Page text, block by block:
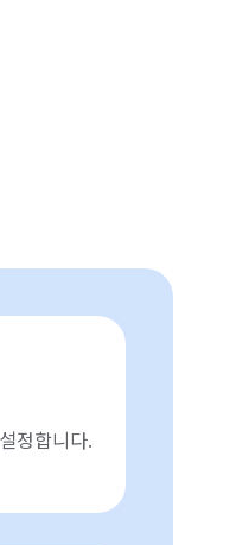
정합니다.